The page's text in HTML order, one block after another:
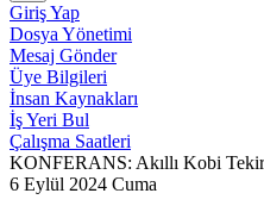
Giriş Yap
Dosya Yönetimi
Mesaj Gönder
Üye Bilgileri
İnsan Kaynakları
İş Yeri Bul
Çalışma Saatleri
KONFERANS: Akıllı Kobi
6 Eylül 2024 Cuma